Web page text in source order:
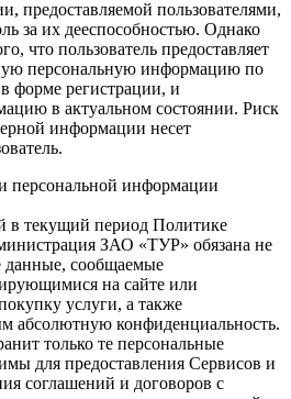
предоставляемой пользователями,
за их дееспособностью. Однако
что пользователь предоставляет
персональную информацию по
форме регистрации, и
в актуальном состоянии. Риск
информации несет
персональной информации
в текущий период Политике
ЗАО «ТУР» обязана не
данные, сообщаемые
на сайте или
услуги, а также
абсолютную конфиденциальность.
только те персональные
для предоставления Сервисов и
соглашений и договоров с